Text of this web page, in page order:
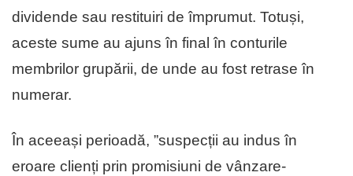
dividende sau restituiri de împrumut. Totuși,
aceste sume au ajuns în final în conturile
membrilor grupării, de unde au fost retrase în
numerar.
În aceeași perioadă, ”suspecții au indus în
eroare clienți prin promisiuni de vânzare-